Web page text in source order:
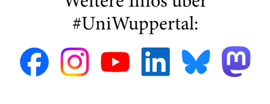
#UniWuppertal: